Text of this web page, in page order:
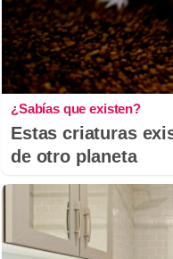
¿Sabías que existen?
Estas criaturas
de otro planeta